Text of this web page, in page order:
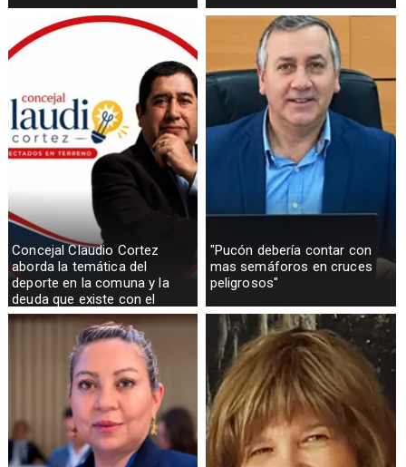
Concejal Claudio Cortez
aborda la temática del
deporte en la comuna y la
deuda que existe con el
sector rural
"Pucón debería contar con
mas semáforos en cruces
peligrosos"